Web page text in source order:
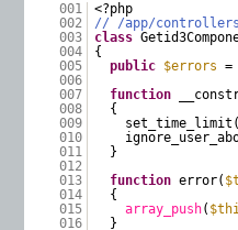
001
<?php
002
// /app/controllers/
003
class
004
{
005
public $errors =
006
007
function
008
{
009
010
011
}
012
013
function error(
014
{
015
array_push(
016
}